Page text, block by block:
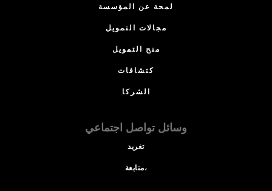
لمحة عن المؤسسة
مجالات التمويل
منح التمويل
كتشافات
الشركا
وسائل تواصل اجتماعي
تغريد
متابعة،